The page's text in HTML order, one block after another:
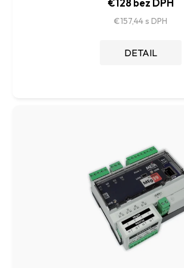
€128 bez DPH
€157,44
DETAIL